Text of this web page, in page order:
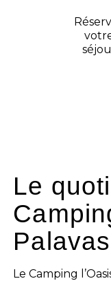
Le
Le Camping